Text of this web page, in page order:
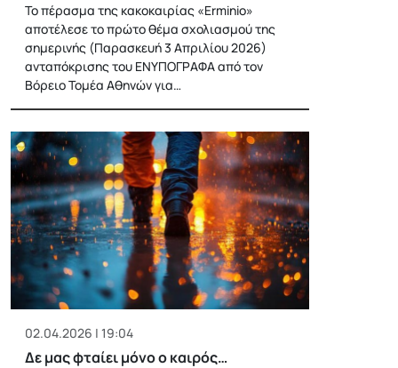
Το πέρασμα της κακοκαιρίας «Erminio»
αποτέλεσε το πρώτο θέμα σχολιασμού της
σημερινής (Παρασκευή 3 Απριλίου 2026)
ανταπόκρισης του ΕΝΥΠΟΓΡΑΦΑ από τον
Βόρειο Τομέα Αθηνών για…
02.04.2026 | 19:04
Δε μας φταίει μόνο ο καιρός…